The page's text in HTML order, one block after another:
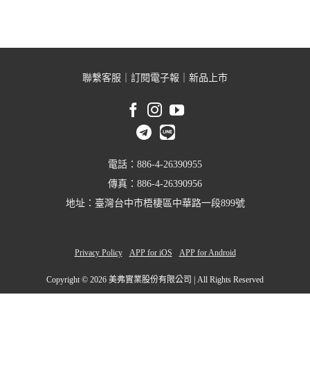
聯繫客服 訂閱電子報 新品上市
電話：886-4-26390955
傳真：886-4-26390956
地址：臺灣台中市梧棲區中華路一段899號
Privacy Policy APP for iOS APP for Android
Copyright © 2026 美弗實業股份有限公司 | All Rights Reserved